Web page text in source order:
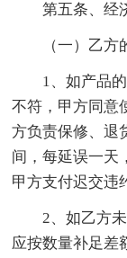
第五条、经
（一）乙
1、如产品
不符，甲方同意
方负责保修、退
间，每延误一天
甲方支付迟交违
2、如乙方
应按数量补足差